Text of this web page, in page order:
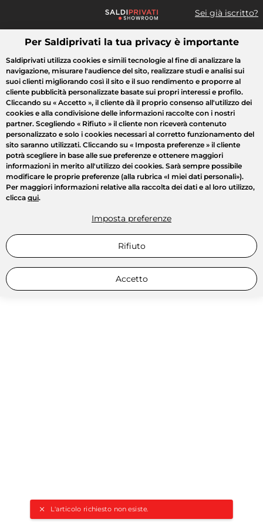
Sei già iscritto?
Cosa cerchi?
L'articolo richiesto non esiste.
Tutte le vendite Moda Casa Bellezza Elettrodomestici
Per Saldiprivati la tua privacy è importante
Saldiprivati utilizza cookies e simili tecnologie al fine di analizzare la
navigazione, misurare l'audience del sito, realizzare studi e analisi sui
suoi clienti migliorando così il sito e il suo rendimento e proporre al
cliente pubblicità personalizzate basate sui propri interessi e profilo.
Cliccando su « Accetto », il cliente dà il proprio consenso all'utilizzo dei
cookies e alla condivisione delle informazioni raccolte con i nostri
partner. Scegliendo « Rifiuto » il cliente non riceverà contenuto
personalizzato e solo i cookies necessari al corretto funzionamento del
sito saranno utilizzati. Cliccando su « Imposta preferenze » il cliente
potrà scegliere in base alle sue preferenze e ottenere maggiori
informazioni in merito all'utilizzo dei cookies. Sarà sempre possibile
modificare le proprie preferenze (alla rubrica «I miei dati personali»).
Per maggiori informazioni relative alla raccolta dei dati e al loro utilizzo,
clicca qui.
Imposta preferenze
Rifiuto
Accetto